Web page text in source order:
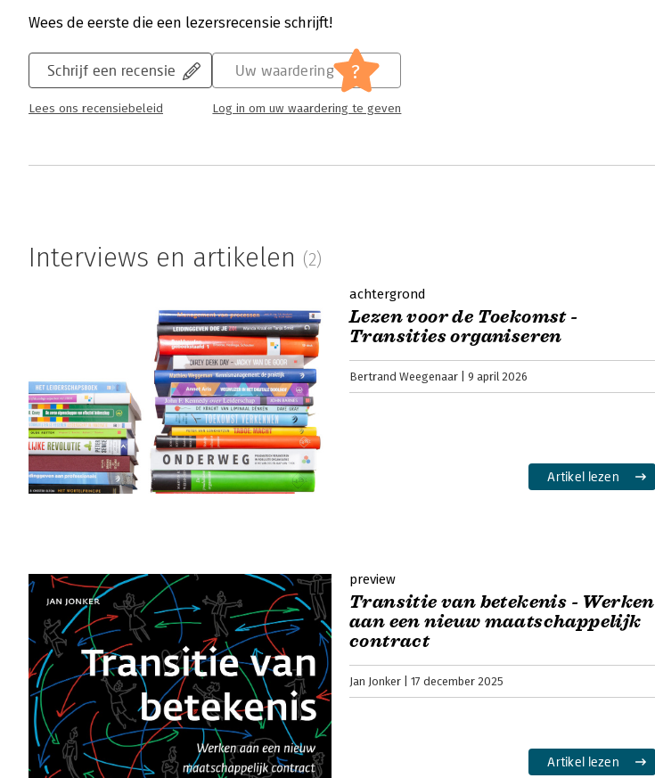
Wees de eerste die een lezersrecensie schrijft!
Schrijf een recensie
Lees ons recensiebeleid
Uw waardering ?
Log in om uw waardering te geven
Interviews en artikelen (2)
achtergrond
Lezen voor de Toekomst -
Transities organiseren
Bertrand Weegenaar 9 april 2026
Artikel lezen
preview
Transitie van betekenis - Werken
aan een nieuw maatschappelijk
contract
Jan Jonker 17 december 2025
Artikel lezen